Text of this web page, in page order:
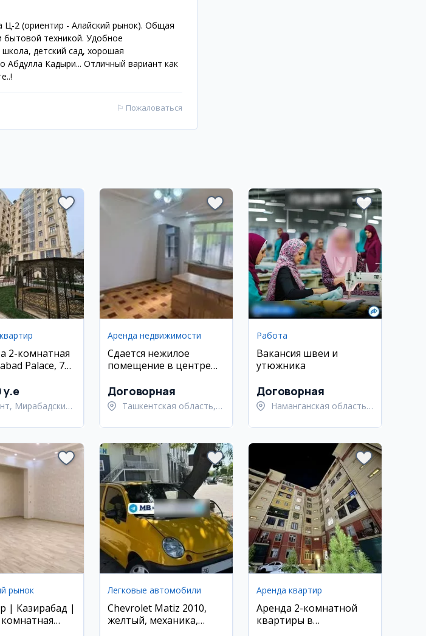
Ц-2 (ориентир - Алайский рынок). Общая
техникой. Удобное
детский сад, хорошая
Абдулла Кадыри... Отличный вариант как
⚐ Пожаловаться
2-комнатная
Palace, 71
y.e
Мирабадский
Аренда недвижимости
Сдается нежилое
помещение в центре
Договорная
Ташкентская область,
Работа
Вакансия швеи и
утюжника
Договорная
Наманганская область,
рынок
| Казирабад |
Легковые автомобили
Chevrolet Matiz 2010,
желтый, механика,
Аренда квартир
Аренда 2-комнатной
квартиры в